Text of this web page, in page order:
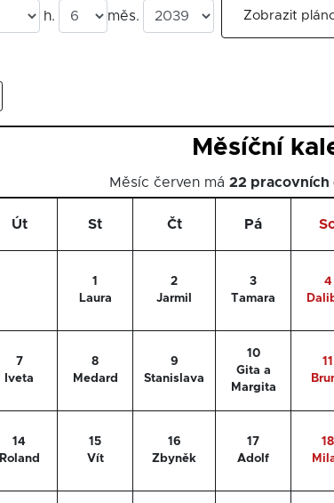
h. měs. Zobrazit
Měsíční
Měsíc červen má 22 pracovních
Út St Čt Pá
1
Laura
2
Jarmil
3
Tamara
4
7
Iveta
8
Medard
9
Stanislava
10
Gita a
Margita
11
14
Roland
15
Vít
16
Zbyněk
17
Adolf
18